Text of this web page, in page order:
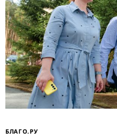
БЛАГО.РУ